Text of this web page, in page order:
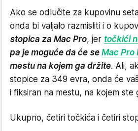
Ako se odlučite za kupovinu
onda bi valjalo razmisliti i o
stopica za Mac Pro, jer točkići
pa je moguće da će se Mac Pro
mestu na kojem ga držite. Ali,
stopice za 349 evra, onda će
i fiksiran na mestu, na kojem ste
Ukupno, četiri točkića i četiri